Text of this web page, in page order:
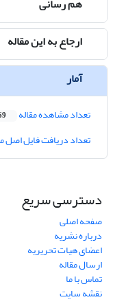
ارجاع به این مقاله
آمار
تعداد مشاهده مقاله
تعداد دریافت فایل اصل
دسترسی سریع
صفحه اصلی
درباره نشریه
اعضای هیات تحریریه
ارسال مقاله
تماس با ما
نقشه سایت